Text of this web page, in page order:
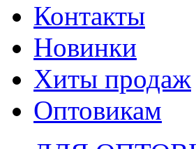
Контакты
Новинки
Хиты продаж
Оптовикам